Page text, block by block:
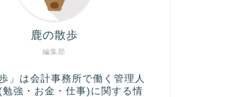
編集部
鹿の散歩
」は会計事務所で働く管理人
強・お金・仕事)に関する情